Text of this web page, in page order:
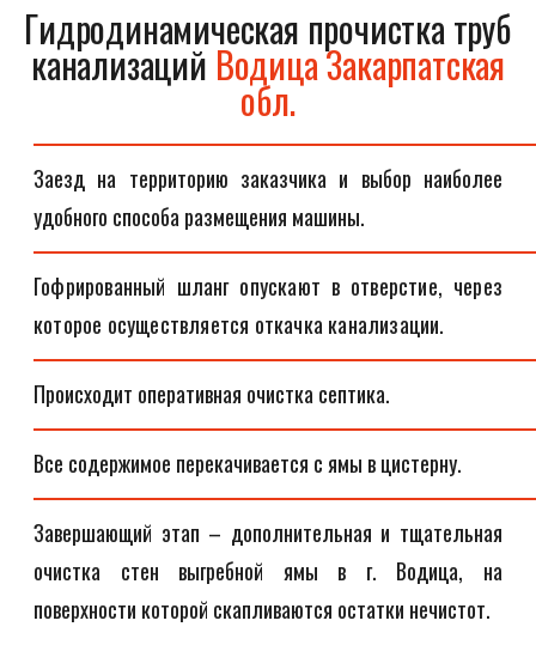
Гидродинамическая прочистка труб
канализаций Водица Закарпатская
обл.
Заезд на территорию заказчика и выбор наиболее
удобного способа размещения машины.
Гофрированный шланг опускают в отверстие, через
которое осуществляется откачка канализации.
Происходит оперативная очистка септика.
Все содержимое перекачивается с ямы в цистерну.
Завершающий этап – дополнительная и тщательная
очистка стен выгребной ямы в г. Водица, на
поверхности которой скапливаются остатки нечистот.